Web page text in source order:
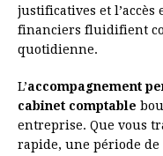
justificatives et l’accès
financiers fluidifient
quotidienne.
L’accompagnement
cabinet comptable
entreprise. Que vous
rapide, une période